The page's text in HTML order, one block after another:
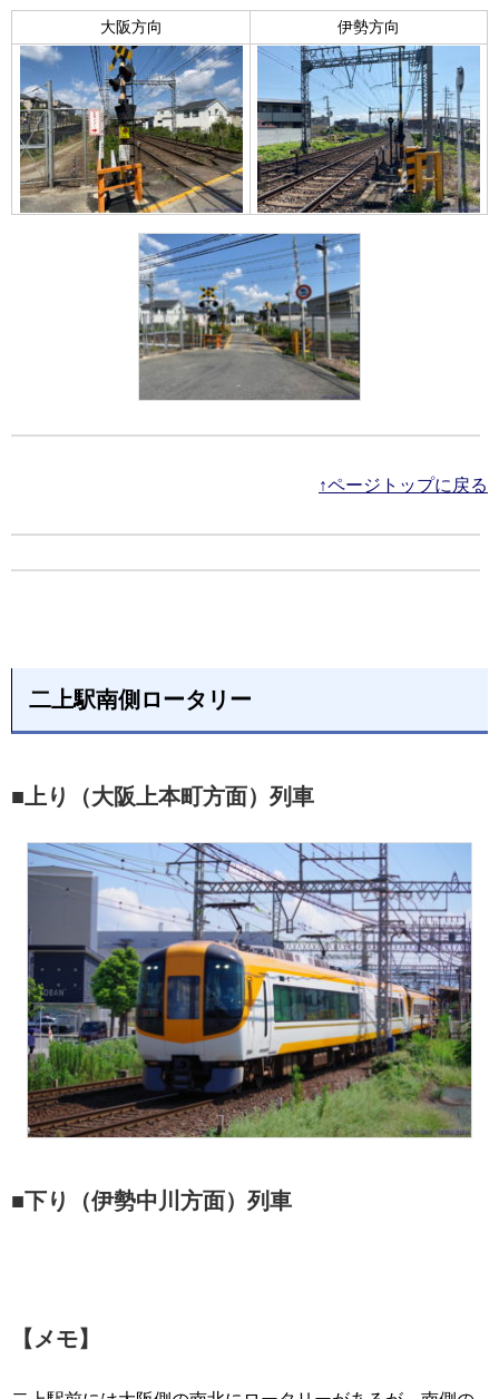
大阪方向 伊勢方向
↑ページトップに戻る
二上駅南側ロータリー
■上り（大阪上本町方面）列車
■下り（伊勢中川方面）列車
【メモ】